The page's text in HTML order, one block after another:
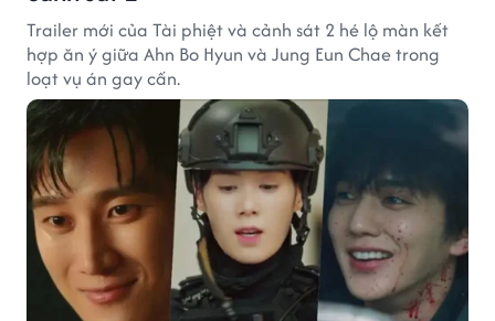
Trailer mới của Tài phiệt và cảnh sát 2 hé lộ màn kết
hợp ăn ý giữa Ahn Bo Hyun và Jung Eun Chae trong
loạt vụ án gay cấn.